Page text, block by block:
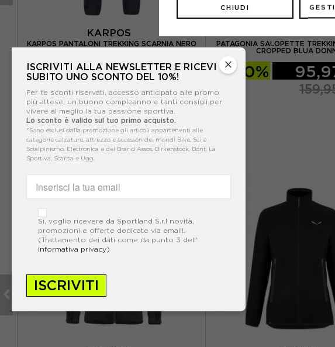
KARPOS
KARPOS PANTALONI TREKKING SCARNIA NERO
-40% 95,97€
159,95€
PATAGONIA SALOPETTE
CROPPED BLUA
-40%
×
ISCRIVITI ALLA NEWSLETTER E RICEVI
SUBITO UNO SCONTO DEL 10%!
Per te sconti riservati, accesso anticipato alle promo
più attese, un buono compleanno e tanti consigli per
vivere al meglio la tua passione sportiva.
Lo sconto è valido sul tuo primo acquisto.
*Sono esclusi dalla promozione gli articoli appartenenti alle
categorie calzature, attrezzo e accessori dei mondi Bike, Sci e
Scialpinismo, Elettronica e dei Brand Assos, Birkenstock, Bont, La
Sportiva, Scarpa e Ugg.
Si, voglio ricevere da Sportland S.r.l novità,
promozioni e offerte dedicate via email!.
(Trattamento dei dati come da punto 3 dell'
informativa privacy)
ISCRIVITI
CHIUDI